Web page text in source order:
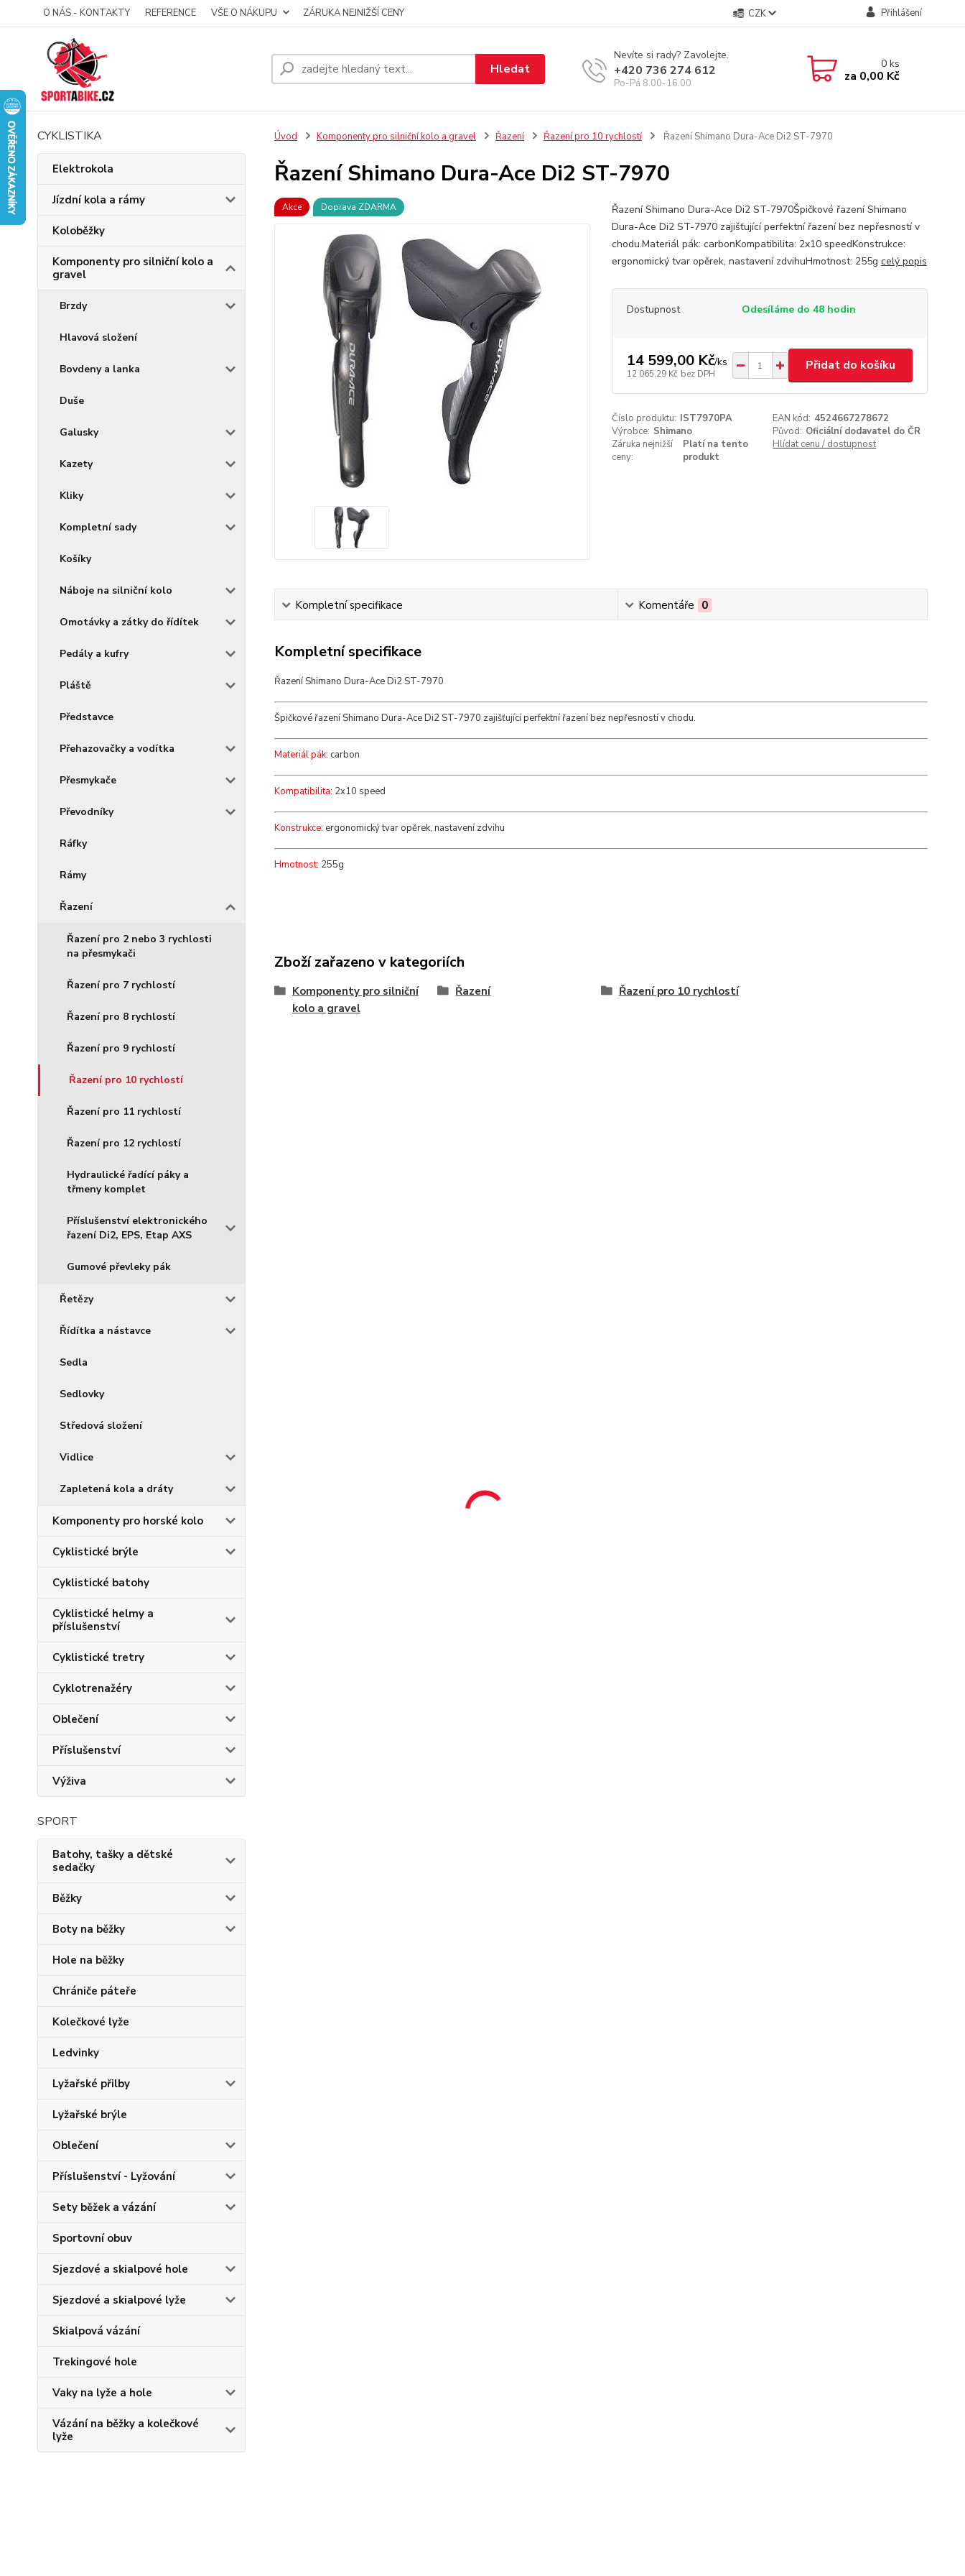
O NÁS - KONTAKTY REFERENCE VŠE O NÁKUPU ZÁRUKA NEJNIŽŠÍ CENY CZK Přihlášení
Hledat
Nevíte si rady? Zavolejte.
+420 736 274 612
Po-Pá 8.00-16.00
0ks
za 0,00 Kč
CYKLISTIKA
Elektrokola
Jízdní kola a rámy
Koloběžky
Komponenty pro silniční kolo a
gravel
Brzdy
Hlavová složení
Bovdeny a lanka
Duše
Galusky
Kazety
Kliky
Kompletní sady
Košíky
Náboje na silniční kolo
Omotávky a zátky do řídítek
Pedály a kufry
Pláště
Představce
Přehazovačky a vodítka
Přesmykače
Převodníky
Ráfky
Rámy
Řazení
Řazení pro 2 nebo 3 rychlosti
na přesmykači
Řazení pro 7 rychlostí
Řazení pro 8 rychlostí
Řazení pro 9 rychlostí
Řazení pro 10 rychlostí
Řazení pro 11 rychlostí
Řazení pro 12 rychlostí
Hydraulické řadící páky a
třmeny komplet
Příslušenství elektronického
řazení Di2, EPS, Etap AXS
Gumové převleky pák
Řetězy
Řídítka a nástavce
Sedla
Sedlovky
Středová složení
Vidlice
Zapletená kola a dráty
Komponenty pro horské kolo
Cyklistické brýle
Cyklistické batohy
Cyklistické helmy a
příslušenství
Cyklistické tretry
Cyklotrenažéry
Oblečení
Příslušenství
Výživa
SPORT
Batohy, tašky a dětské
sedačky
Běžky
Boty na běžky
Hole na běžky
Chrániče páteře
Kolečkové lyže
Ledvinky
Lyžařské přilby
Lyžařské brýle
Oblečení
Příslušenství - Lyžování
Sety běžek a vázání
Sportovní obuv
Sjezdové a skialpové hole
Sjezdové a skialpové lyže
Skialpová vázání
Trekingové hole
Vaky na lyže a hole
Vázání na běžky a kolečkové
lyže
Úvod Komponenty pro silniční kolo a gravel Řazení Řazení pro 10 rychlostí Řazení Shimano Dura-Ace Di2 ST-7970
Řazení Shimano Dura-Ace Di2 ST-7970
Akce Doprava ZDARMA
Řazení Shimano Dura-Ace Di2 ST-7970Špičkové řazení Shimano
Dura-Ace Di2 ST-7970 zajišťující perfektní řazení bez nepřesností v
chodu.Materiál pák: carbonKompatibilita: 2x10 speedKonstrukce:
ergonomický tvar opěrek, nastavení zdvihuHmotnost: 255g celý popis
Dostupnost Odesíláme do 48 hodin
14 599,00 Kč/ks
12 065,29 Kč bez DPH
Přidat do košíku
Číslo produktu: IST7970PA EAN kód: 4524667278672
Výrobce: Shimano Původ: Oficiální dodavatel do ČR
Záruka nejnižší
ceny:
Platí na tento
produkt
Hlídat cenu / dostupnost
Kompletní specifikace Komentáře 0
Kompletní specifikace
Řazení Shimano Dura-Ace Di2 ST-7970
Špičkové řazení Shimano Dura-Ace Di2 ST-7970 zajišťující perfektní řazení bez nepřesností v chodu.
Materiál pák: carbon
Kompatibilita: 2x10 speed
Konstrukce: ergonomický tvar opěrek, nastavení zdvihu
Hmotnost: 255g
Zboží zařazeno v kategoriích
Komponenty pro silniční
kolo a gravel
Řazení Řazení pro 10 rychlostí